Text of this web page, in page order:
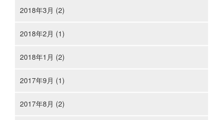
2018年3月 (2)
2018年2月 (1)
2018年1月 (2)
2017年9月 (1)
2017年8月 (2)